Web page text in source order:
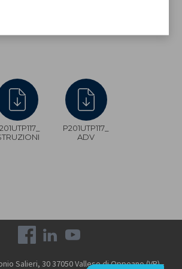
au centre de votre table. Le câble de
dans l'emballage.
P201UTP117_
ADV
Salieri, 30 37050 Vallese di Oppeano (VR) -